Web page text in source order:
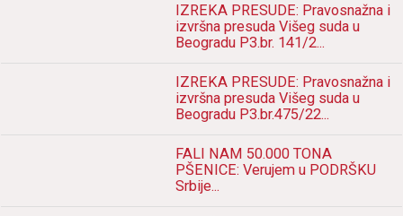
IZREKA PRESUDE: Pravosnažna i
izvršna presuda Višeg suda u
Beogradu P3.br. 141/2...
IZREKA PRESUDE: Pravosnažna i
izvršna presuda Višeg suda u
Beogradu P3.br.475/22...
FALI NAM 50.000 TONA
PŠENICE: Verujem u PODRŠKU
Srbije...